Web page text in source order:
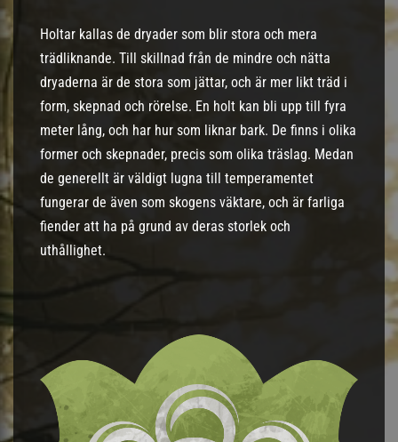
Holtar kallas de dryader som blir stora och mera
trädliknande. Till skillnad från de mindre och nätta
dryaderna är de stora som jättar, och är mer likt träd i
form, skepnad och rörelse. En holt kan bli upp till fyra
meter lång, och har hur som liknar bark. De finns i olika
former och skepnader, precis som olika träslag. Medan
de generellt är väldigt lugna till temperamentet
fungerar de även som skogens väktare, och är farliga
fiender att ha på grund av deras storlek och
uthållighet.